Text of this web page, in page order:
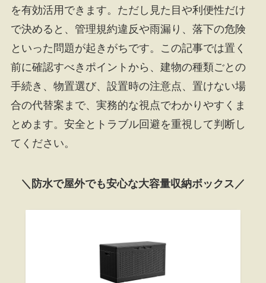
を有効活用できます。ただし見た目や利便性だけ
で決めると、管理規約違反や雨漏り、落下の危険
といった問題が起きがちです。この記事では置く
前に確認すべきポイントから、建物の種類ごとの
手続き、物置選び、設置時の注意点、置けない場
合の代替案まで、実務的な視点でわかりやすくま
とめます。安全とトラブル回避を重視して判断し
てください。
＼防水で屋外でも安心な大容量収納ボックス／